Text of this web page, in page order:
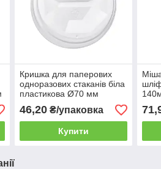
Кришка для паперових
одноразових стаканів біла
пластикова Ø70 мм
(1ящ/60уп/3000шт)
46,20₴/упаковка
Купити